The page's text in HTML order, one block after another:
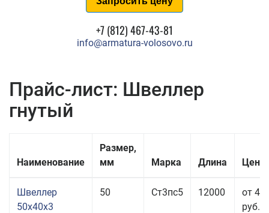
+7 (812) 467-43-81
info@armatura-volosovo.ru
Прайс-лист: Швеллер
гнутый
Наименование
Размер,
мм
Марка Длина Цена
Швеллер
50x40x3
50 Ст3пс5 12000
от 41
руб.